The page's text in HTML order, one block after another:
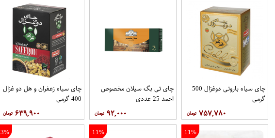
چای سیاه باروتی دوغزال 500
گرمی
۷۵۷,۷۸۰
چای تی بگ سیلان مخصوص
احمد 25 عددی
۹۲,۰۰۰
چای سیاه زعفران و هل دو غزال
400 گرمی
۶۳۹,۹۰۰
11%
11%
3%